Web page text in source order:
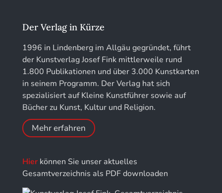
Jahresschriften der DGC Deutsche Gesellschaft
für Chronometrie
Jahrbuch der Stiftung Thüringer Schlösser und
Gärten
Der Verlag in Kürze
1996 in Lindenberg im Allgäu gegründet, führt
der Kunstverlag Josef Fink mittlerweile rund
1.800 Publikationen und über 3.000 Kunstkarten
in seinem Programm. Der Verlag hat sich
spezialisiert auf Kleine Kunstführer sowie auf
Bücher zu Kunst, Kultur und Religion.
Mehr erfahren
Hierkönnen Sie unser aktuelles
Gesamtverzeichnis als PDF downloaden